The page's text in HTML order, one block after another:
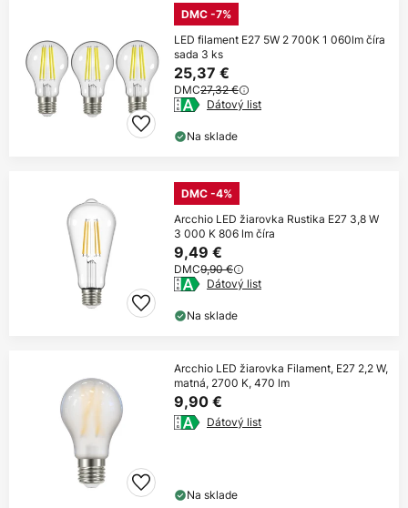
DMC -7%
LED filament E27 5W 2 700K 1 060lm číra
sada 3 ks
25,37 €
DMC27,32 €
Dátový list
Na sklade
DMC -4%
Arcchio LED žiarovka Rustika E27 3,8 W
3 000 K 806 lm číra
9,49 €
DMC9,90 €
Dátový list
Na sklade
Arcchio LED žiarovka Filament, E27 2,2 W,
matná, 2700 K, 470 lm
9,90 €
Dátový list
Na sklade